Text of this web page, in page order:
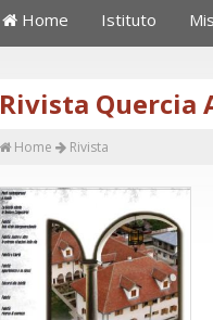
Home Istituto
Rivista Quercia
Home Rivista